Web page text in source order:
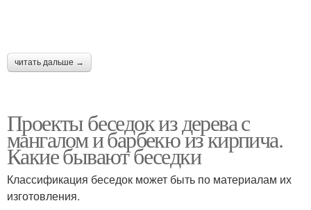
читать дальше →
Проекты беседок из дерева с
мангалом и барбекю из кирпича.
Какие бывают беседки
Классификация беседок может быть по материалам их
изготовления.